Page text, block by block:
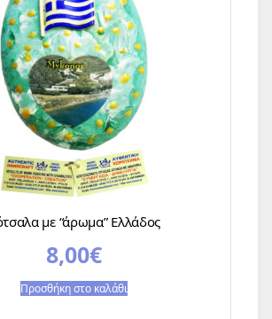
με “άρωμα” Ελλάδος
8,00€
Προσθήκη στο καλάθι